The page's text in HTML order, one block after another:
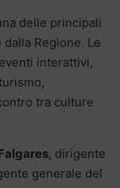
delle principali
Regione. Le
interattivi,
tra culture
, dirigente
generale del